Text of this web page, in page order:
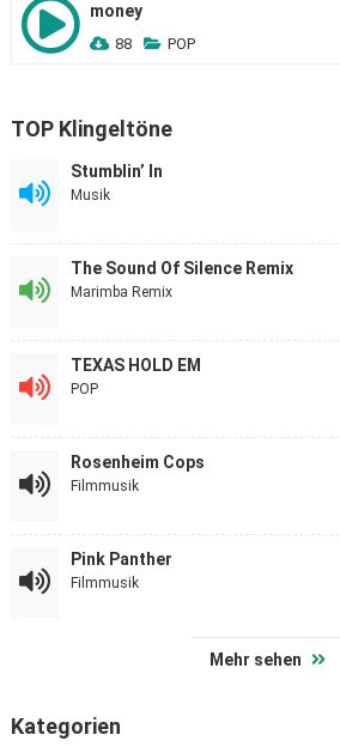
money
88 POP
TOP Klingeltöne
Stumblin’ In
Musik
The Sound Of Silence Remix
Marimba Remix
TEXAS HOLD EM
POP
Rosenheim Cops
Filmmusik
Pink Panther
Filmmusik
Mehr sehen
Kategorien